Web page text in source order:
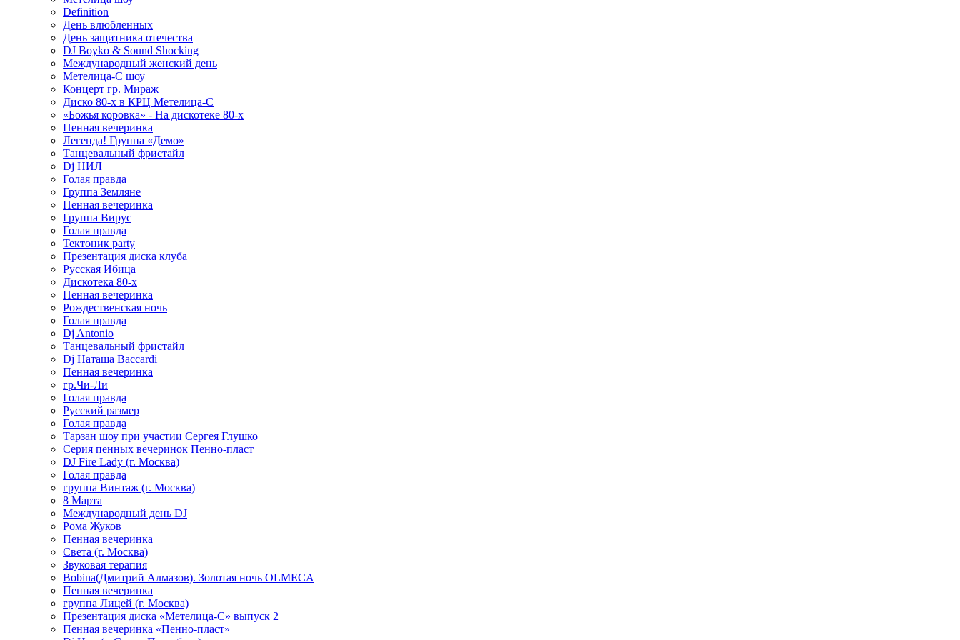
Definition
День влюбленных
День защитника отечества
DJ Boyko & Sound Shocking
Международный женский день
Метелица-С шоу
Концерт гр. Мираж
Диско 80-х в КРЦ Метелица-С
«Божья коровка» - На дискотеке 80-х
Пенная вечеринка
Легенда! Группа «Демо»
Танцевальный фристайл
Dj НИЛ
Голая правда
Группа Земляне
Пенная вечеринка
Группа Вирус
Голая правда
Тектоник party
Презентация диска клуба
Русская Ибица
Дискотека 80-х
Пенная вечеринка
Рождественская ночь
Голая правда
Dj Antonio
Танцевальный фристайл
Dj Наташа Baccardi
Пенная вечеринка
гр.Чи-Ли
Голая правда
Русский размер
Голая правда
Тарзан шоу при участии Сергея Глушко
Серия пенных вечеринок Пенно-пласт
DJ Fire Lady (г. Москва)
Голая правда
группа Винтаж (г. Москва)
8 Марта
Международный день DJ
Рома Жуков
Пенная вечеринка
Света (г. Москва)
Звуковая терапия
Bobina(Дмитрий Алмазов). Золотая ночь OLMECA
Пенная вечеринка
группа Лицей (г. Москва)
Презентация диска «Метелица-С» выпуск 2
Пенная вечеринка «Пенно-пласт»